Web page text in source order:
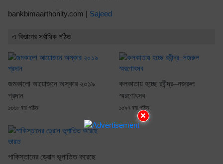
×
bankbimaarthonity.com | Sajeed
এ বিভাগের সর্বাধিক পঠিত
জমকালো আয়োজনে অস্কার ২০১৯
প্রদান
১৬৬৮ বার পঠিত
কলকাতায় হচ্ছে রবীন্দ্র–নজরুল
স্মরণোৎসব
১৫৯৭ বার পঠিত
পাকিস্তানের ড্রোন ভূপাতিত করেছে